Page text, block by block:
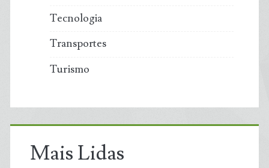
Tecnologia
Transportes
Turismo
Mais Lidas